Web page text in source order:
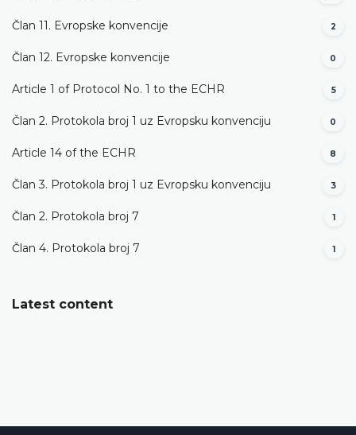
Član 11. Evropske konvencije 2
Član 12. Evropske konvencije 0
Article 1 of Protocol No. 1 to the ECHR 5
Član 2. Protokola broj 1 uz Evropsku konvenciju 0
Article 14 of the ECHR 8
Član 3. Protokola broj 1 uz Evropsku konvenciju 3
Član 2. Protokola broj 7 1
Član 4. Protokola broj 7 1
Latest content